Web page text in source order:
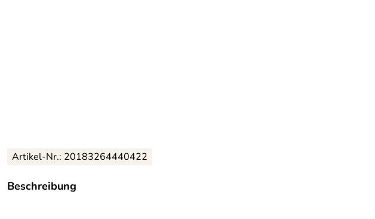
Artikel-Nr.: 20183264440422
Beschreibung